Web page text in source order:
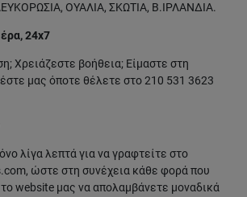
ΟΥΑΛΙΑ, ΣΚΩΤΙΑ, Β.ΙΡΛΑΝΔΙΑ.
24x7
Χρειάζεστε βοήθεια; Είμαστε στη
μας όποτε θέλετε στο 210 531 3623
λίγα λεπτά για να γραφτείτε στο
ώστε στη συνέχεια κάθε φορά που
website μας να απολαμβάνετε μοναδικά